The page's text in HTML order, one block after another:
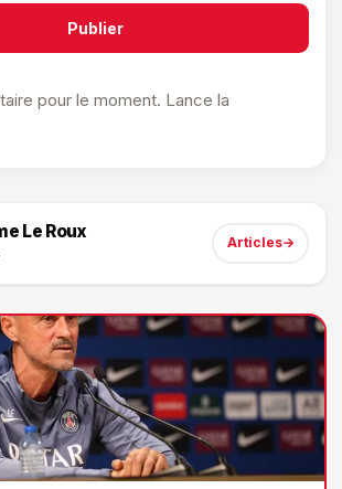
Publier
pour le moment. Lance la
Le Roux
Articles→